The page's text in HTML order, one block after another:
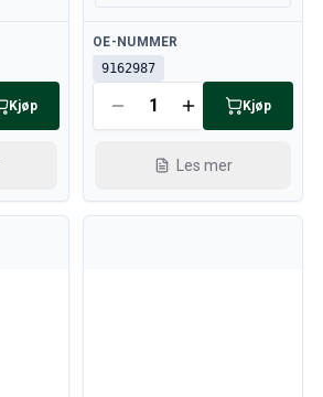
Kjøp
Tilgjengelig
OE-NUMMER
9162987
Kjøp
Les mer